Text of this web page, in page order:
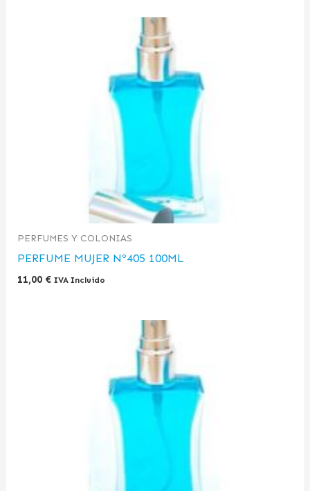
PERFUMES Y COLONIAS
PERFUME MUJER Nº405 100ML
11,00 € IVA Incluido